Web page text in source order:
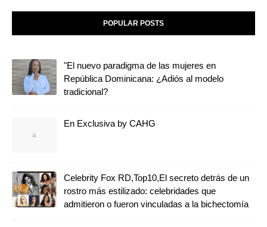
POPULAR POSTS
"El nuevo paradigma de las mujeres en
República Dominicana: ¿Adiós al modelo
tradicional?
En Exclusiva by CAHG
Celebrity Fox RD,Top10,El secreto detrás de un
rostro más estilizado: celebridades que
admitieron o fueron vinculadas a la bichectomía